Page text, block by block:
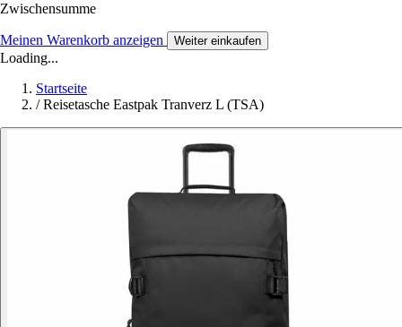
Zwischensumme
Meinen Warenkorb anzeigen Weiter einkaufen
Loading...
Startseite
/ Reisetasche Eastpak Tranverz L (TSA)